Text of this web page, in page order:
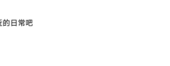
的日常吧